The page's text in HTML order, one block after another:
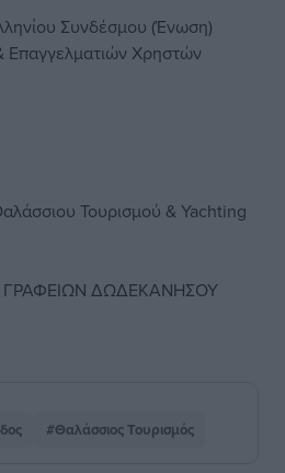
Συνδέσμου (Ένωση)
Χρηστών
Τουρισμού & Yachting
ΓΡΑΦΕΙΩΝ ΔΩΔΕΚΑΝΗΣΟΥ
#Θαλάσσιος Τουρισμός